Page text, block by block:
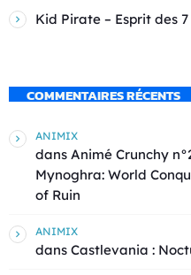
Kid Pirate – Esprit des
COMMENTAIRES RÉCENTS
ANIMIX
dans Animé Crunchy
Mynoghra: World
of Ruin
ANIMIX
dans Castlevania :